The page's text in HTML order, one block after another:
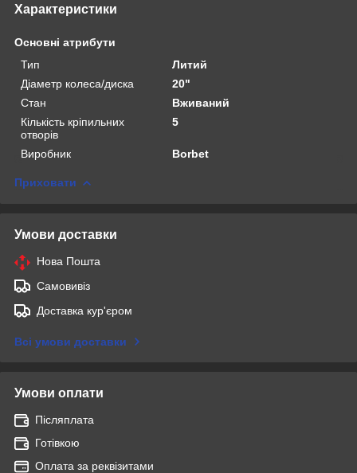
Характеристики
Основні атрибути
Тип
Литий
Діаметр колеса/диска
20"
Стан
Вживаний
Кількість кріпильних
отворів
5
Виробник Borbet
Приховати
Умови доставки
Нова Пошта
Самовивіз
Доставка кур'єром
Всі умови доставки
Умови оплати
Післяплата
Готівкою
Оплата за реквізитами